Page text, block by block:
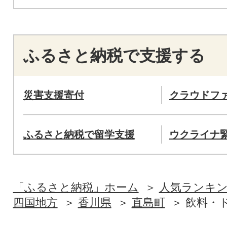
ふるさと納税で支援する
災害支援寄付 クラウドフ
ふるさと納税で留学支援 ウクライナ
「ふるさと納税」ホーム
人気ランキ
四国地方
香川県 直島町 飲料・